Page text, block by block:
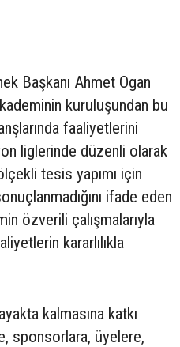
Başkanı Ahmet Ogan
kuruluşundan bu
faaliyetlerini
liglerinde düzenli olarak
tesis yapımı için
ifade eden
özverili çalışmalarıyla
kararlılıkla
kalmasına katkı
sponsorlara, üyelere,